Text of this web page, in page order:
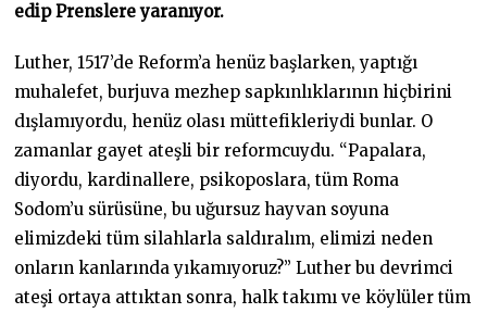
edip Prenslere yaranıyor.
Luther, 1517’de Reform’a henüz başlarken, yaptığı
muhalefet, burjuva mezhep sapkınlıklarının hiçbirini
dışlamıyordu, henüz olası müttefikleriydi bunlar. O
zamanlar gayet ateşli bir reformcuydu. “Papalara,
diyordu, kardinallere, psikoposlara, tüm Roma
Sodom’u sürüsüne, bu uğursuz hayvan soyuna
elimizdeki tüm silahlarla saldıralım, elimizi neden
onların kanlarında yıkamıyoruz?” Luther bu devrimci
ateşi ortaya attıktan sonra, halk takımı ve köylüler tüm